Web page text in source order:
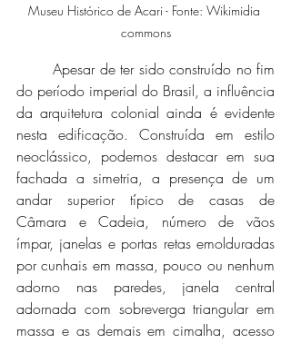
Museu Histórico de Acari - Fonte: Wikimidia
commons
	Apesar de ter sido construído no fim
do período imperial do Brasil, a influência
da arquitetura colonial ainda é evidente
nesta edificação. Construída em estilo
neoclássico, podemos destacar em sua
fachada a simetria, a presença de um
andar superior típico de casas de
Câmara e Cadeia, número de vãos
ímpar, janelas e portas retas emolduradas
por cunhais em massa, pouco ou nenhum
adorno nas paredes, janela central
adornada com sobreverga triangular em
massa e as demais em cimalha, acesso